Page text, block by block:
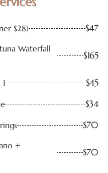
$28) $47
Waterfall
$165
$45
$34
$70
+
$70